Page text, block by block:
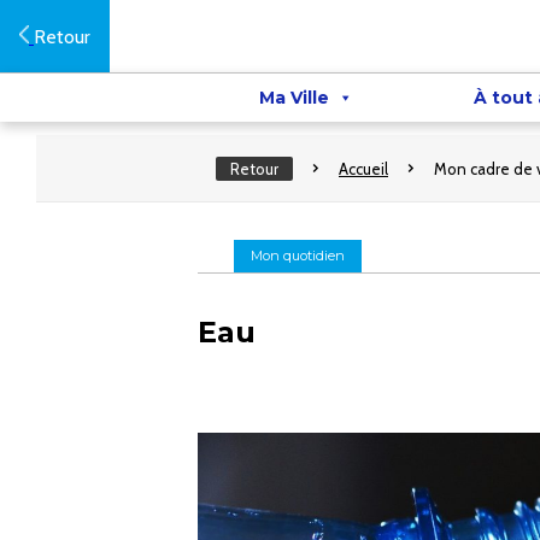
Retour
Ma Ville À tout
Retour Accueil Mon cadre de
Mon quotidien
Eau